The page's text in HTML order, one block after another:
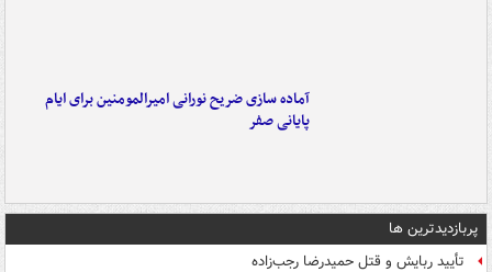
آماده سازی ضریح نورانی امیرالمومنین برای ایام
پایانی صفر
پربازدیدترین ها
تأیید ربایش و قتل حمیدرضا رجب‌زاده